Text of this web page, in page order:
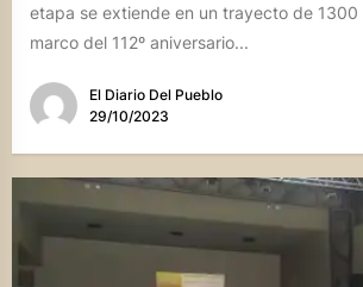
etapa se extiende en un trayecto de 1300
marco del 112º aniversario...
El Diario Del Pueblo
29/10/2023